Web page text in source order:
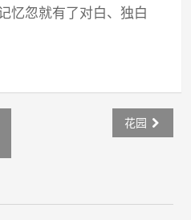
忆忽就有了对白、独白
花园